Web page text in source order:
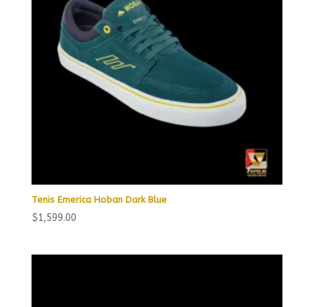
Tenis Emerica Hoban Dark Blue
$1,599.00